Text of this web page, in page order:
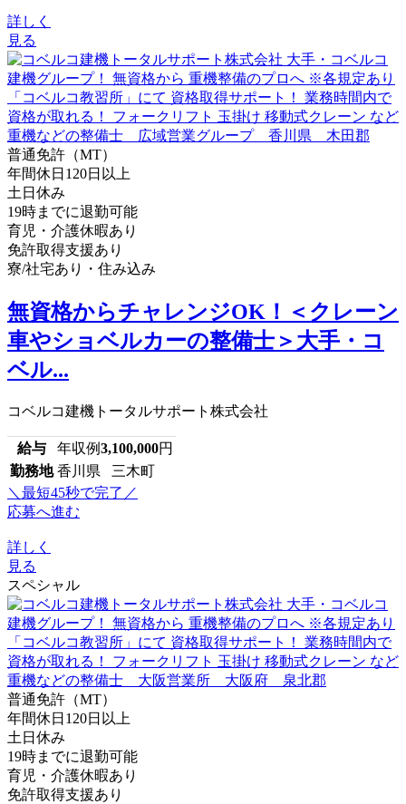
詳しく
見る
普通免許（MT）
年間休日120日以上
土日休み
19時までに退勤可能
育児・介護休暇あり
免許取得支援あり
寮/社宅あり・住み込み
無資格からチャレンジOK！＜クレーン
車やショベルカーの整備士＞大手・コ
ベル...
コベルコ建機トータルサポート株式会社
給与 年収例3,100,000円
勤務地 香川県 三木町
＼最短45秒で完了／
応募へ進む
詳しく
見る
スペシャル
普通免許（MT）
年間休日120日以上
土日休み
19時までに退勤可能
育児・介護休暇あり
免許取得支援あり